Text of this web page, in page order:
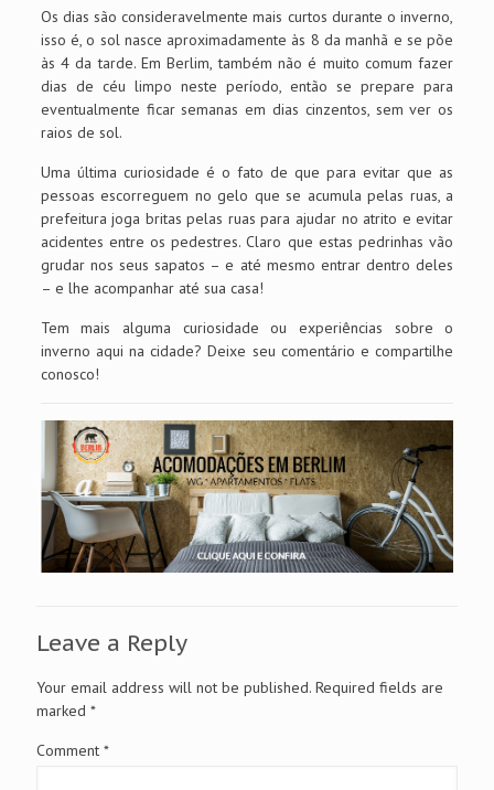
Os dias são consideravelmente mais curtos durante o inverno,
isso é, o sol nasce aproximadamente às 8 da manhã e se põe
às 4 da tarde. Em Berlim, também não é muito comum fazer
dias de céu limpo neste período, então se prepare para
eventualmente ficar semanas em dias cinzentos, sem ver os
raios de sol.
Uma última curiosidade é o fato de que para evitar que as
pessoas escorreguem no gelo que se acumula pelas ruas, a
prefeitura joga britas pelas ruas para ajudar no atrito e evitar
acidentes entre os pedestres. Claro que estas pedrinhas vão
grudar nos seus sapatos – e até mesmo entrar dentro deles
– e lhe acompanhar até sua casa!
Tem mais alguma curiosidade ou experiências sobre o
inverno aqui na cidade? Deixe seu comentário e compartilhe
conosco!
Leave a Reply
Your email address will not be published. Required fields are
marked *
Comment *